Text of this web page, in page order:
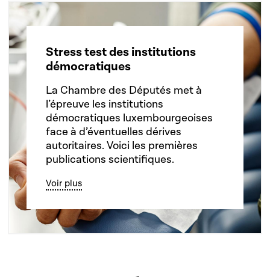
Stress test des institutions
démocratiques
La Chambre des Députés met à
l’épreuve les institutions
démocratiques luxembourgeoises
face à d’éventuelles dérives
autoritaires. Voici les premières
publications scientifiques.
Voir plus